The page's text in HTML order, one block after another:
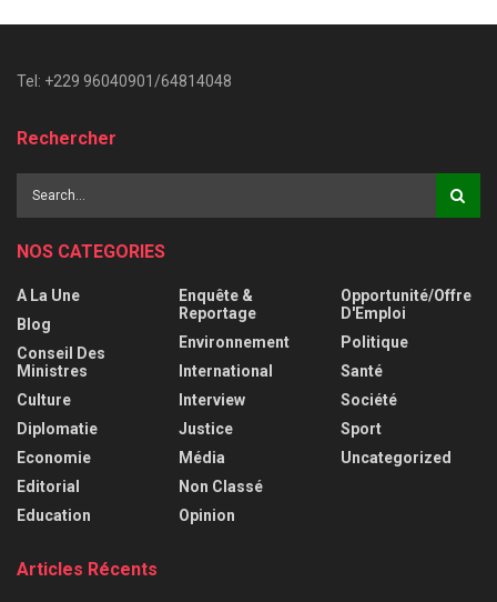
Tel: +229 96040901/64814048
Rechercher
NOS CATEGORIES
A La Une
Blog
Conseil Des
Ministres
Culture
Diplomatie
Economie
Editorial
Education
Enquête &
Reportage
Environnement
International
Interview
Justice
Média
Non Classé
Opinion
Opportunité/Offre
D'Emploi
Politique
Santé
Société
Sport
Uncategorized
Articles Récents